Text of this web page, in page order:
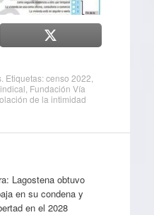
. Etiquetas:censo 2022
Fundación Vía
de la intimidad
Lagostena obtuvo
en su condena y
en el 2028